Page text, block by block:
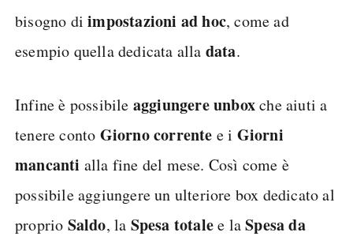
bisogno diimpostazioni ad hoc, come ad
esempio quella dedicata alla data.
Infine è possibile aggiungere unboxche aiuti a
tenere conto Giorno corrente e i Giorni
mancanti alla fine del mese. Così come è
possibile aggiungere un ulteriore box dedicato al
proprio Saldo, la Spesa totalee laSpesa da